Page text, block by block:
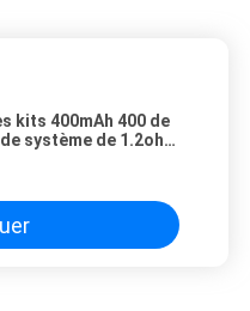
kits 400mAh 400 de
système de 1.2ohm